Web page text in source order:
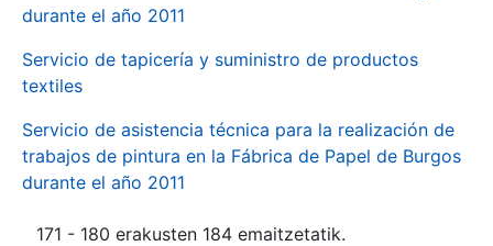
durante el año 2011
Servicio de tapicería y suministro de productos
textiles
Servicio de asistencia técnica para la realización de
trabajos de pintura en la Fábrica de Papel de Burgos
durante el año 2011
171 - 180 erakusten 184 emaitzetatik.